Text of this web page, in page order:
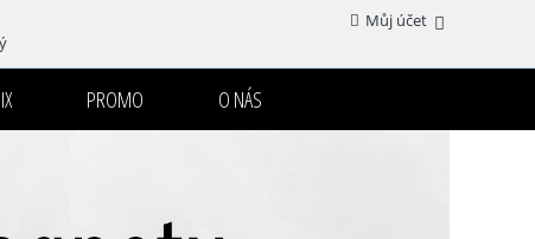
Můj účet
PROMO O NÁS